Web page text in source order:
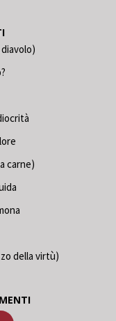
carne)
della virtù)